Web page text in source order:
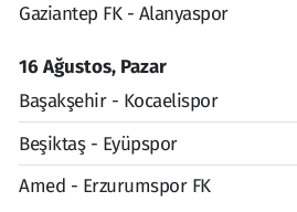
Gaziantep FK - Alanyaspor
16 Ağustos, Pazar
Başakşehir - Kocaelispor
Beşiktaş - Eyüpspor
Amed - Erzurumspor FK